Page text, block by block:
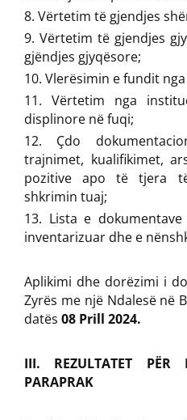
Vërtetim të gjendjes
Vërtetim të gjendjes
gjëndjes gjyqësore;
Vlerësimin e fundit
Vërtetim nga
displinore në fuqi;
Çdo
trajnimet, kualifikimet,
pozitive apo të tjera
shkrimin tuaj;
Lista e
inventarizuar dhe e
Aplikimi dhe dorëzimi i
Zyrës me një Ndalesë në
datës 08 Prill 2024.
III. REZULTATET PËR
PARAPRAK